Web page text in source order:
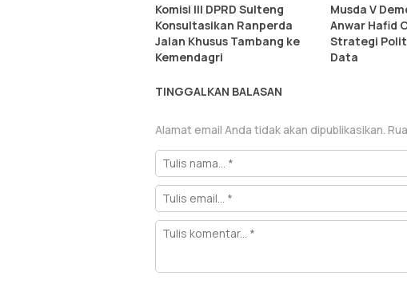
Komisi III DPRD Sulteng
Konsultasikan Ranperda
Jalan Khusus Tambang ke
Kemendagri
Musda V
Anwar Hafid
Strategi
Data
TINGGALKAN BALASAN
Alamat email Anda tidak akan dipublikasikan.